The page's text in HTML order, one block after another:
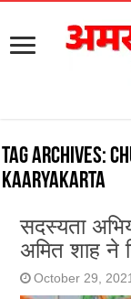
Tag Archives:
kaaryakarta
सदस्यता
अमित शाह ने
October 29, 2021